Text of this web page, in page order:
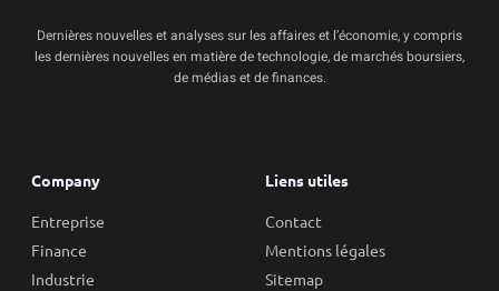
Dernières nouvelles et analyses sur les affaires et l’économie, y compris
les dernières nouvelles en matière de technologie, de marchés boursiers,
de médias et de finances.
Company
Entreprise
Finance
Industrie
Liens utiles
Contact
Mentions légales
Sitemap